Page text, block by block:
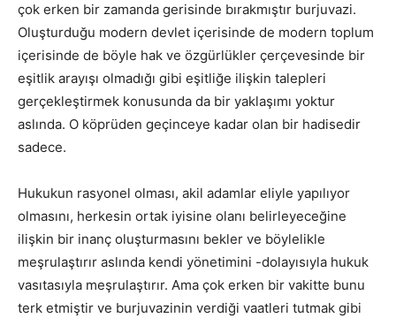
çok erken bir zamanda gerisinde bırakmıştır burjuvazi.
Oluşturduğu modern devlet içerisinde de modern toplum
içerisinde de böyle hak ve özgürlükler çerçevesinde bir
eşitlik arayışı olmadığı gibi eşitliğe ilişkin talepleri
gerçekleştirmek konusunda da bir yaklaşımı yoktur
aslında. O köprüden geçinceye kadar olan bir hadisedir
sadece.
Hukukun rasyonel olması, akil adamlar eliyle yapılıyor
olmasını, herkesin ortak iyisine olanı belirleyeceğine
ilişkin bir inanç oluşturmasını bekler ve böylelikle
meşrulaştırır aslında kendi yönetimini -dolayısıyla hukuk
vasıtasıyla meşrulaştırır. Ama çok erken bir vakitte bunu
terk etmiştir ve burjuvazinin verdiği vaatleri tutmak gibi